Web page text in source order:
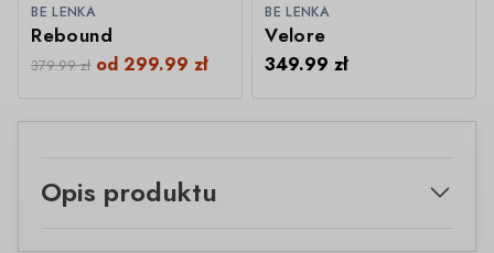
BE LENKA
Rebound
379.99zł od299.99zł
BE LENKA
Velore
349.99zł
Opis produktu